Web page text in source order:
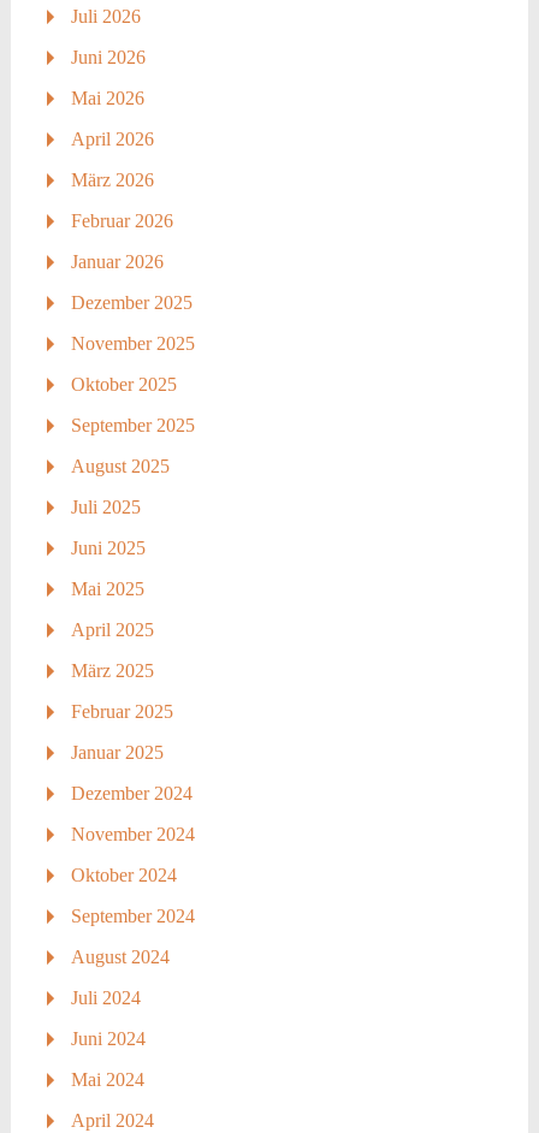
Juli 2026
Juni 2026
Mai 2026
April 2026
März 2026
Februar 2026
Januar 2026
Dezember 2025
November 2025
Oktober 2025
September 2025
August 2025
Juli 2025
Juni 2025
Mai 2025
April 2025
März 2025
Februar 2025
Januar 2025
Dezember 2024
November 2024
Oktober 2024
September 2024
August 2024
Juli 2024
Juni 2024
Mai 2024
April 2024